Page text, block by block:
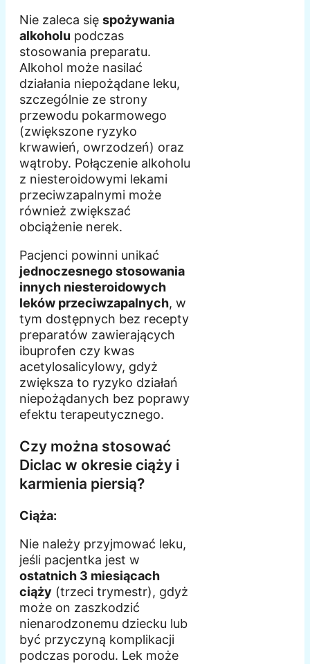
Nie zaleca się spożywania
alkoholu podczas
stosowania preparatu.
Alkohol może nasilać
działania niepożądane leku,
szczególnie ze strony
przewodu pokarmowego
(zwiększone ryzyko
krwawień, owrzodzeń) oraz
wątroby. Połączenie alkoholu
z niesteroidowymi lekami
przeciwzapalnymi może
również zwiększać
obciążenie nerek.
Pacjenci powinni unikać
jednoczesnego stosowania
innych niesteroidowych
leków przeciwzapalnych, w
tym dostępnych bez recepty
preparatów zawierających
ibuprofen czy kwas
acetylosalicylowy, gdyż
zwiększa to ryzyko działań
niepożądanych bez poprawy
efektu terapeutycznego.
Czy można stosować
Diclac w okresie ciąży i
karmienia piersią?
Ciąża:
Nie należy przyjmować leku,
jeśli pacjentka jest w
ostatnich 3 miesiącach
ciąży (trzeci trymestr), gdyż
może on zaszkodzić
nienarodzonemu dziecku lub
być przyczyną komplikacji
podczas porodu. Lek może